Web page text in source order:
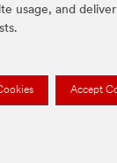
usage, and
Accept